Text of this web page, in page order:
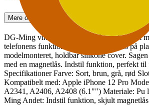
Mere om produktet
DG-Ming vintage mobil tegnebog, designet
telefonens funktioner. Telefonen holdes på
modelmonteret, holdbar silikone cover.
med en magnetlås. Indstil funktion, perfekt
Specifikationer Farve: Sort, brun, grå, rød
Kompatibelt med: Apple iPhone 12 Pro
A2341, A2406, A2408 (6.1"") Materiale: Pu
Ming Andet: Indstil funktion, skjult